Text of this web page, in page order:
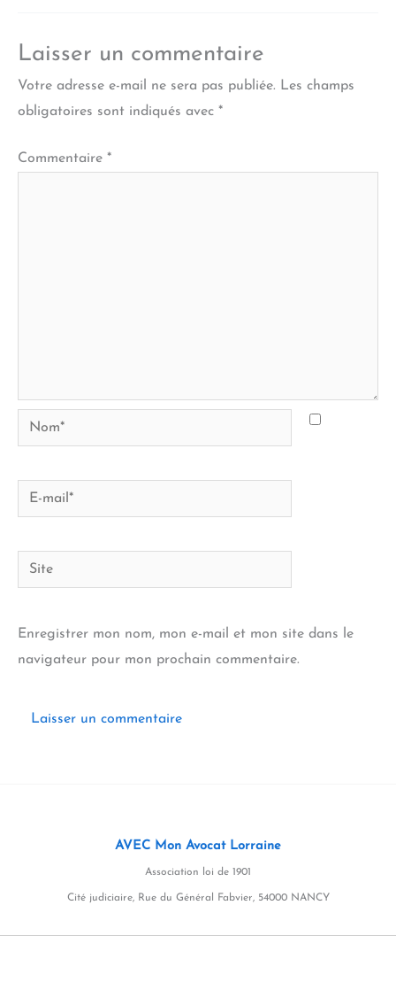
Laisser un commentaire
Votre adresse e-mail ne sera pas publiée. Les champs
obligatoires sont indiqués avec *
Commentaire *
Nom*
mail*
Site
Enregistrer mon nom, mon e-mail et mon site dans le
navigateur pour mon prochain commentaire.
AVEC Mon Avocat Lorraine
Association loi de 1901
Cité judiciaire, Rue du Général Fabvier, 54000 NANCY